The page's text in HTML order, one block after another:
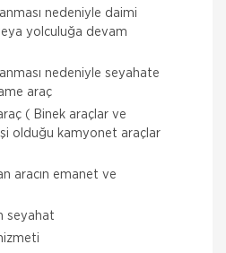
nedeniyle daimi
yolculuğa devam
nedeniyle seyahate
araç
( Binek araçlar ve
olduğu kamyonet araçlar
aracın emanet ve
seyahat